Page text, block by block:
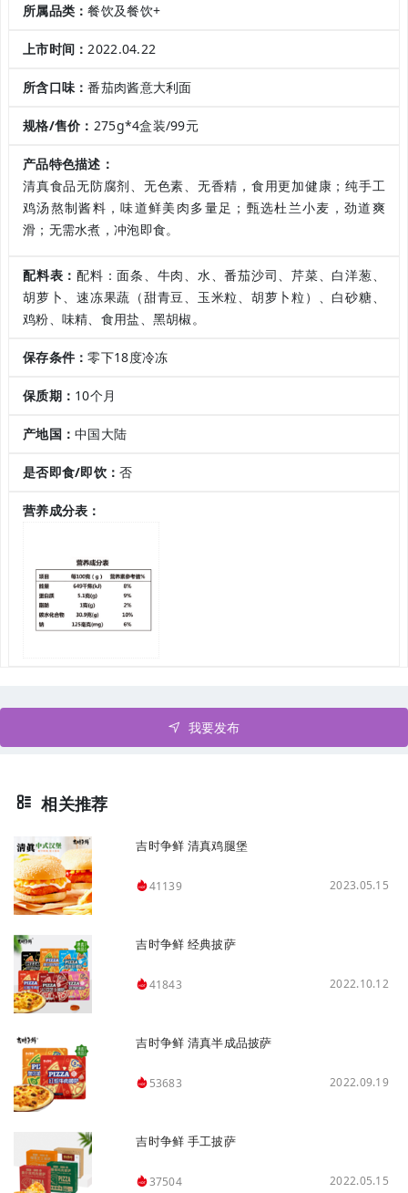
所属品类：餐饮及餐饮+
上市时间： 2022.04.22
所含口味：番茄肉酱意大利面
规格/售价： 275g*4盒装/99元
产品特色描述：
清真食品无防腐剂、无色素、无香精，食用更加健康；纯手工
鸡汤熬制酱料，味道鲜美肉多量足；甄选杜兰小麦，劲道爽
滑；无需水煮，冲泡即食。
配料表：配料：面条、牛肉、水、番茄沙司、芹菜、白洋葱、
胡萝卜、速冻果蔬（甜青豆、玉米粒、胡萝卜粒）、白砂糖、
鸡粉、味精、食用盐、黑胡椒。
保存条件：零下18度冷冻
保质期： 10个月
产地国：中国大陆
是否即食/即饮：否
营养成分表：
我要发布
相关推荐
吉时争鲜 清真鸡腿堡
41139 2023.05.15
吉时争鲜 经典披萨
41843 2022.10.12
吉时争鲜 清真半成品披萨
53683 2022.09.19
吉时争鲜 手工披萨
37504 2022.05.15